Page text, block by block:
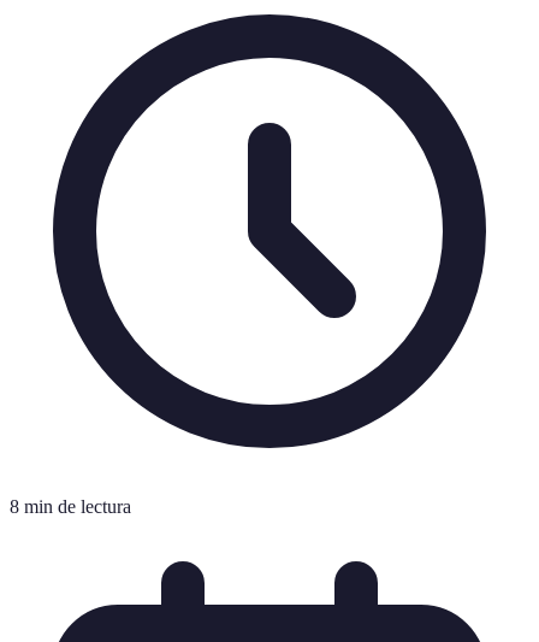
8 min de lectura